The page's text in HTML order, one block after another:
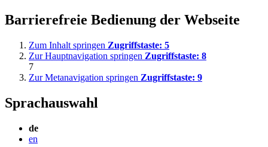
Barrierefreie Bedienung der Webseite
Zum Inhalt springen Zugriffstaste: 5
Zur Hauptnavigation springen Zugriffstaste: 8
7
Zur Metanavigation springen Zugriffstaste: 9
Sprachauswahl
de
en